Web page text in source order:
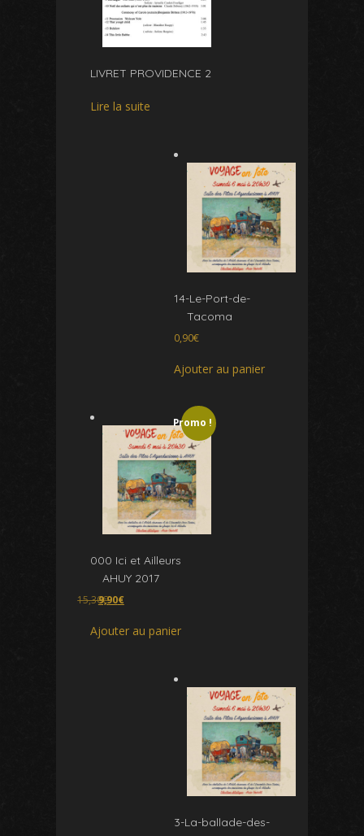
LIVRET PROVIDENCE 2
Lire la suite
14-Le-Port-de-
Tacoma
0,90€
Ajouter au panier
Promo !
000 Ici et Ailleurs
AHUY 2017
15,30€
Le
initial
9,90€
Le
actuel
Ajouter au panier
3-La-ballade-des-